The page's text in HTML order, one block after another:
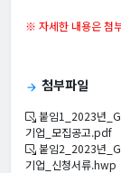
※ 자세한 내용은 첨
arrow_forward 첨부파일
붙임1_2023년
기업_모집공고.pdf
붙임2_2023년
기업_신청서류.hwp